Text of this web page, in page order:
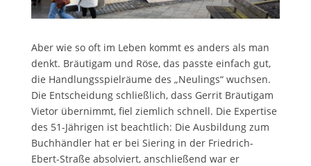
Aber wie so oft im Leben kommt es anders als man
denkt. Bräutigam und Röse, das passte einfach gut,
die Handlungsspielräume des „Neulings“ wuchsen.
Die Entscheidung schließlich, dass Gerrit Bräutigam
Vietor übernimmt, fiel ziemlich schnell. Die Expertise
des 51-Jährigen ist beachtlich: Die Ausbildung zum
Buchhändler hat er bei Siering in der Friedrich-
Ebert-Straße absolviert, anschließend war er